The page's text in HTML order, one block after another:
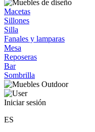
Macetas
Sillones
Silla
Fanales y lamparas
Mesa
Reposeras
Bar
Sombrilla
Iniciar sesión
ES